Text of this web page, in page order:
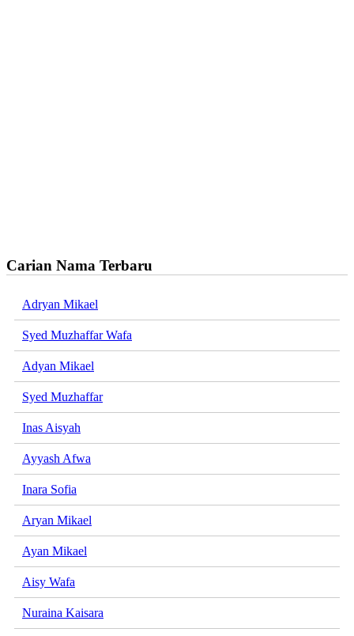
Carian Nama Terbaru
Adryan Mikael
Syed Muzhaffar Wafa
Adyan Mikael
Syed Muzhaffar
Inas Aisyah
Ayyash Afwa
Inara Sofia
Aryan Mikael
Ayan Mikael
Aisy Wafa
Nuraina Kaisara